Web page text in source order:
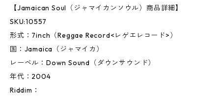
【Jamaican Soul（ジャマイカンソウル）商品詳細】
SKU:10557
形式：7inch（Reggae Record<レゲエレコード>）
国：Jamaica（ジャマイカ）
レーベル：Down Sound（ダウンサウンド）
年代：2004
Riddim：